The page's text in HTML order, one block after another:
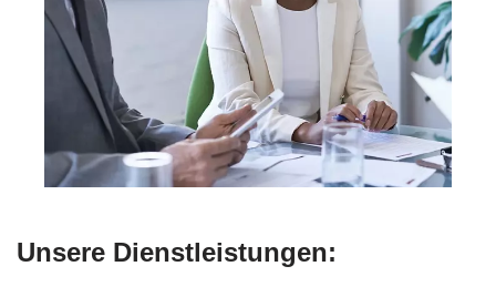
Unsere Dienstleistungen: